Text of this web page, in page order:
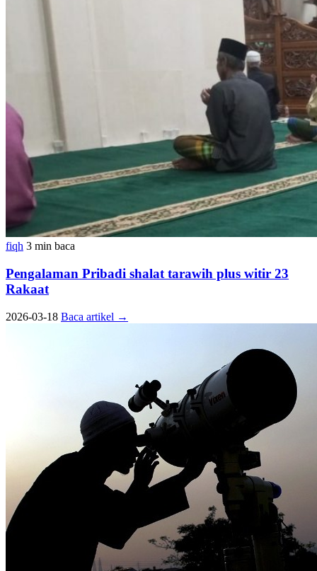
fiqh 3 min baca
Pengalaman Pribadi shalat tarawih plus witir 23
Rakaat
2026-03-18 Baca artikel →